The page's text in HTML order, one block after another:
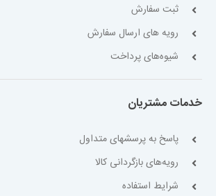
ثبت سفارش
رویه های ارسال سفارش
شیوه‌های پرداخت
خدمات مشتریان
پاسخ به پرسشهای متداول
رویه‌های بازگردانی کالا
شرایط استفاده